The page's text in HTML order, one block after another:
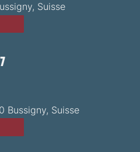
Suisse
Bussigny, Suisse